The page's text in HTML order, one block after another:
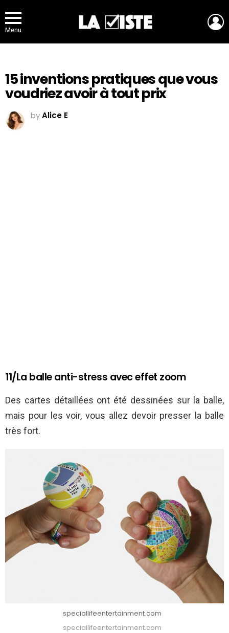
Menu
15 inventions pratiques que vous
voudriez avoir à tout prix
byAlice E
11/La balle anti-stress avec effet zoom
Des cartes détaillées ont été dessinées sur la balle,
mais pour les voir, vous allez devoir presser la balle
très fort.
speciallifeentertainment.com
speciallifeentertainment.com